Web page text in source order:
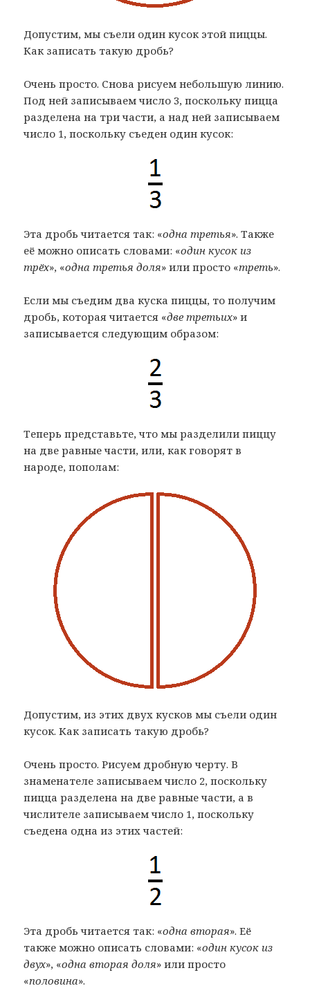
Допустим, мы съели один кусок этой пиццы.
Как записать такую дробь?
Очень просто. Снова рисуем небольшую линию.
Под ней записываем число 3, поскольку пицца
разделена на три части, а над ней записываем
число 1, поскольку съеден один кусок:
Эта дробь читается так: «одна третья». Также
её можно описать словами: «один кусок из
трёх», «одна третья доля» или просто «треть».
Если мы съедим два куска пиццы, то получим
дробь, которая читается «две третьих» и
записывается следующим образом:
Теперь представьте, что мы разделили пиццу
на две равные части, или, как говорят в
народе, пополам:
Допустим, из этих двух кусков мы съели один
кусок. Как записать такую дробь?
Очень просто. Рисуем дробную черту. В
знаменателе записываем число 2, поскольку
пицца разделена на две равные части, а в
числителе записываем число 1, поскольку
съедена одна из этих частей:
Эта дробь читается так: «одна вторая». Её
также можно описать словами: «один кусок из
двух», «одна вторая доля» или просто
«половина».